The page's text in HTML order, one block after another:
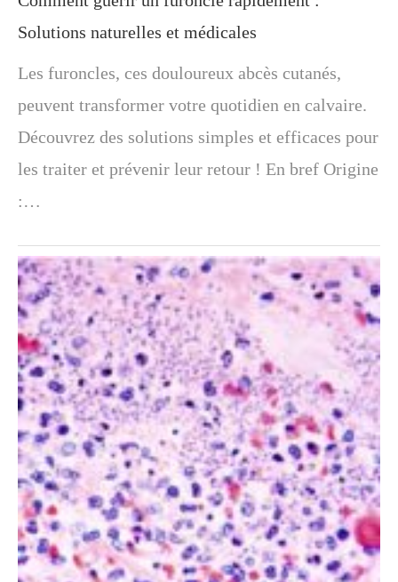
Solutions naturelles et médicales
Les furoncles, ces douloureux abcès cutanés,
peuvent transformer votre quotidien en calvaire.
Découvrez des solutions simples et efficaces pour
les traiter et prévenir leur retour ! En bref Origine
:…